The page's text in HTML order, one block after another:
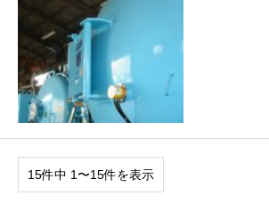
15件中 1〜15件を表示